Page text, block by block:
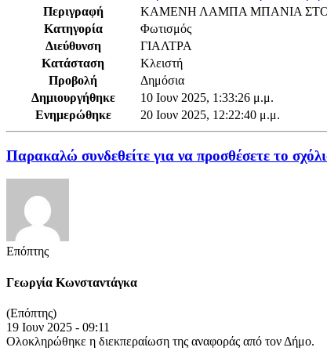
Περιγραφή
ΚΑΜΕΝΗ ΛΑΜΠΑ ΜΠΑΝΙΑ ΣΤΟ
Κατηγορία
Φωτισμός
Διεύθυνση
ΓΙΑΛΤΡΑ
Κατάσταση
Κλειστή
Προβολή
Δημόσια
Δημιουργήθηκε
10 Ιουν 2025, 1:33:26 μ.μ.
Ενημερώθηκε
20 Ιουν 2025, 12:22:40 μ.μ.
Παρακαλώ συνδεθείτε για να προσθέσετε το
Επόπτης
Γεωργία Κωνσταντάγκα
(Επόπτης)
19 Ιουν 2025 - 09:11
Ολοκληρώθηκε η διεκπεραίωση της αναφοράς από τον Δήμο.